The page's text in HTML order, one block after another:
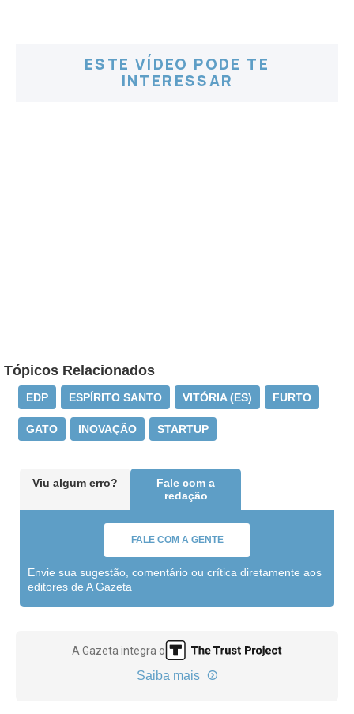
ESTE VÍDEO PODE TE
INTERESSAR
Tópicos Relacionados
EDP ESPÍRITO SANTO VITÓRIA (ES) FURTO
GATO INOVAÇÃO STARTUP
Viu algum erro?
Fale com a
redação
FALE COM A GENTE
Envie sua sugestão, comentário ou crítica diretamente aos
editores de A Gazeta
A Gazeta integra o
Saiba mais